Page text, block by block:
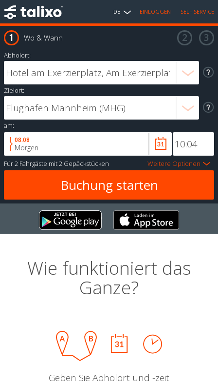
DE EINLOGGEN SELF SERVICE
Wo & Wann
Abholort:
Zielort:
am:
08.08
Morgen
Für2 Fahrgäste mit2 Gepäckstücken Weitere Optionen
Wie funktioniert das
Ganze?
Geben Sie Abholort und -zeit